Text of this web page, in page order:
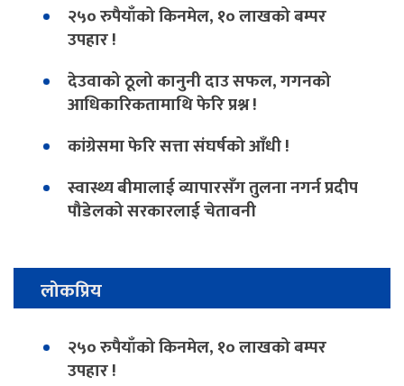
२५० रुपैयाँको किनमेल, १० लाखको बम्पर
उपहार !
देउवाको ठूलो कानुनी दाउ सफल, गगनको
आधिकारिकतामाथि फेरि प्रश्न !
कांग्रेसमा फेरि सत्ता संघर्षको आँधी !
स्वास्थ्य बीमालाई व्यापारसँग तुलना नगर्न प्रदीप
पौडेलको सरकारलाई चेतावनी
लोकप्रिय
२५० रुपैयाँको किनमेल, १० लाखको बम्पर
उपहार !